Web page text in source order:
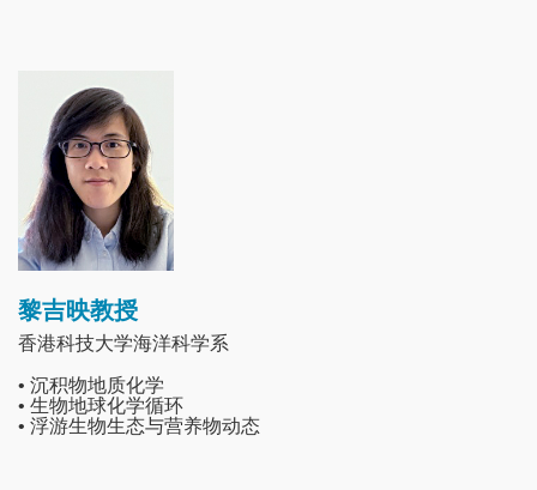
Image
黎吉映教授
香港科技大学海洋科学系
• 沉积物地质化学
• 生物地球化学循环
• 浮游生物生态与营养物动态